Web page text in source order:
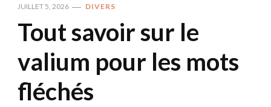
JUILLET 5, 2026 DIVERS
Tout savoir sur le
valium pour les mots
fléchés